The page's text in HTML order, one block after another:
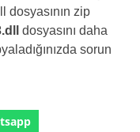
dosyasının zip
dosyasını daha
sorun